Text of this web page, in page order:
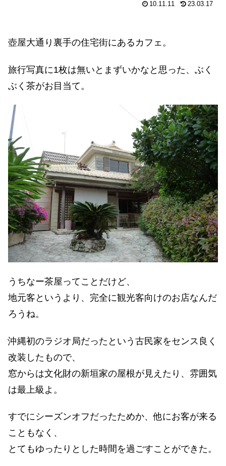
10.11.11 23.03.17
壺屋大通り裏手の住宅街にあるカフェ。
旅行写真に1枚は無いとまずいかなと思った、ぶく
ぶく茶がお目当て。
うちなー茶屋ってことだけど、
地元客というより、完全に観光客向けのお店なんだ
ろうね。
沖縄初のラジオ局だったという古民家をセンス良く
改装したもので、
窓からは文化財の新垣家の屋根が見えたり、雰囲気
は最上級よ。
すでにシーズンオフだったためか、他にお客が来る
こともなく、
とてもゆったりとした時間を過ごすことができた。